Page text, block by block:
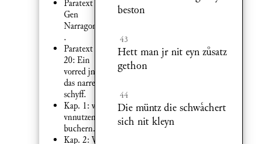
Paratext 4:
Gen
Narragonien
.
Paratext
20: Ein
vorred jn
das narren
schyff.
Kap. 1: von
vnnutzen
buchern.
Kap. 2: Von
beston
43
Hett man jr nit eyn zsatz
gethon
44
Die müntz die schwchert
sich nit kleyn